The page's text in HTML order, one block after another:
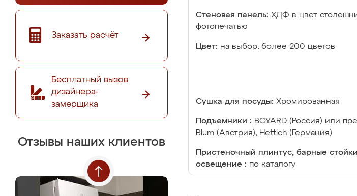
Заказать расчёт
Бесплатный вызов
дизайнера-
замерщика
Отзывы наших клиентов
Стеновая панель: ХДФ в цвет
фотопечатью
Цвет: на выбор, более 200 цветов
Сушка для посуды: Хромированная
Подъемники : BOYARD (Россия) или
Blum (Австрия), Hettich (Германия)
Пристеночный плинтус, барные
освещение : по каталогу